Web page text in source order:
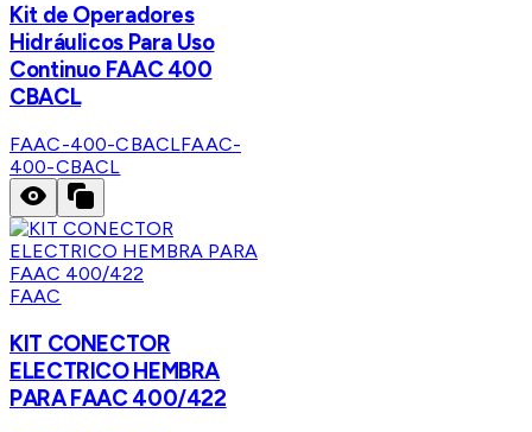
Kit de Operadores
Hidráulicos Para Uso
Continuo FAAC 400
CBACL
FAAC-400-CBACLFAAC-
400-CBACL
FAAC
KIT CONECTOR
ELECTRICO HEMBRA
PARA FAAC 400/422